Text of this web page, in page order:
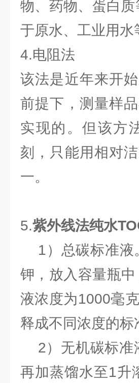
物、药物、蛋白
于原水、工业用水
4.电阻法
该法是近年来开
前提下，测量样
实现的。但该方
刻，只能用相对
一。
5.紫外线法纯水
1）总碳标准液
钾，放入容量瓶
液浓度为1000毫
释成不同浓度的标
2）无机碳标准
再加蒸馏水至1升